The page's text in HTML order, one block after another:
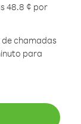
48.8 ¢ por
chamadas
para